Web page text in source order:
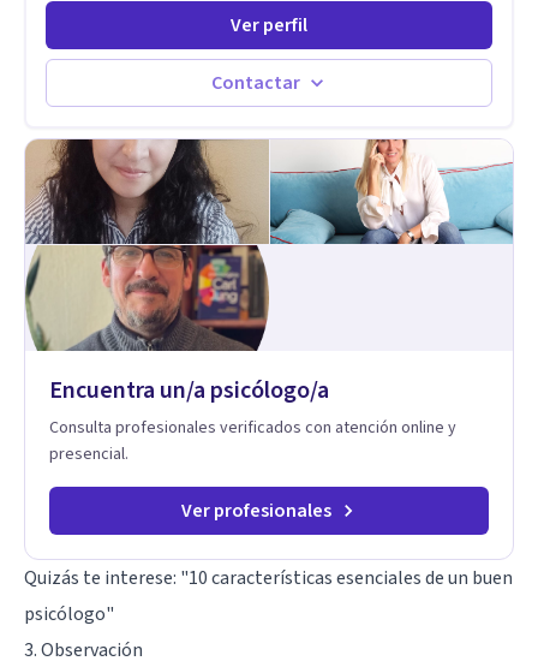
el caso de niños u adolescentes, para luego seguir la terapia
con sus hijos, apuntalándolos en su futuro personal,
universitario y profesional, siempre conteniendo
paralelamente a los padres y brindándoles un espacio de
seguridad. Hago terapia de pareja y adultos con método
Ver perfil
Contactar
Encuentra un/a psicólogo/a
Consulta profesionales verificados con atención online y
presencial.
Ver profesionales
Quizás te interese: "10 características esenciales de un buen
psicólogo"
3. Observación